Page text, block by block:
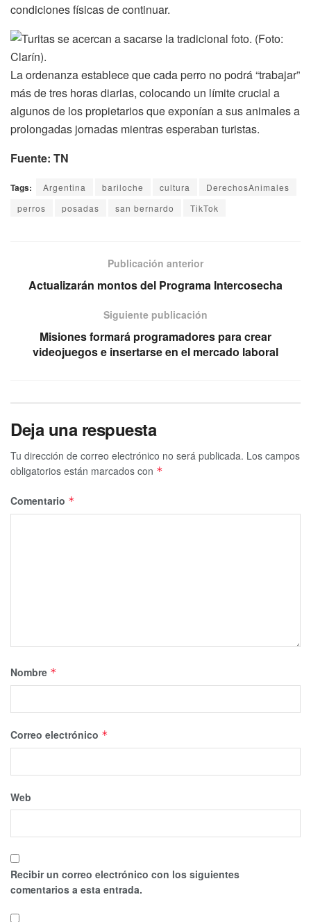
condiciones físicas de continuar.
La ordenanza establece que cada perro no podrá “trabajar”
más de tres horas diarias, colocando un límite crucial a
algunos de los propietarios que exponían a sus animales a
prolongadas jornadas mientras esperaban turistas.
Fuente: TN
Tags: Argentina bariloche cultura
DerechosAnimales
perros
posadas san bernardo TikTok
Publicación anterior
Actualizarán montos del Programa Intercosecha
Siguiente publicación
Misiones formará programadores para crear
videojuegos e insertarse en el mercado laboral
Deja una respuesta
Tu dirección de correo electrónico no será publicada. Los campos
obligatorios están marcados con *
Comentario *
Nombre *
Correo electrónico *
Web
Recibir un correo electrónico con los siguientes
comentarios a esta entrada.